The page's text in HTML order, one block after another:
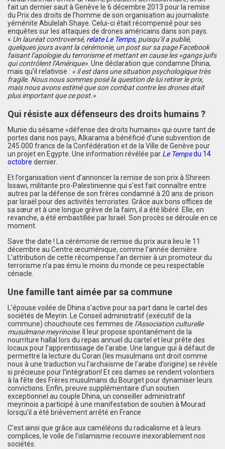
fait un dernier saut à Genève le 6 décembre 2013 pour la remise
du Prix des droits de l’homme de son organisation au journaliste
yéménite Abulelah Shaye. Celui-ci était récompensé pour ses
enquêtes sur les attaques de drones américains dans son pays.
« Un lauréat controversé, relate Le Temps, puisqu’il a publié,
quelques jours avant la cérémonie, un post sur sa page Facebook
faisant l’apologie du terrorisme et mettant en cause les «gangs juifs
qui contrôlent l’Amérique» . Une déclaration que condamne Dhina,
mais qu’il relativise : « il est dans une situation psychologique très
fragile. Nous nous sommes posé la question de lui retirer le prix,
mais nous avons estimé que son combat contre les drones était
plus important que ce post.»
Qui résiste aux défenseurs des droits humains ?
Munie du sésame «défense des droits humains» qui ouvre tant de
portes dans nos pays, Alkarama a bénéficié d’une subvention de
245.000 francs de la Confédération et de la Ville de Genève pour
un projet en Egypte. Une information révélée par Le Tempsdu 14
octobre dernier.
Et l’organisation vient d’annoncer la remise de son prix à Shireen
Issawi, militante pro-Palestinienne qui s’est fait connaître entre
autres par la défense de son frères condamné à 20 ans de prison
par Israël pour des activités terroristes. Grâce aux bons offices de
sa sœur et à une longue grève de la faim, il a été libéré. Elle, en
revanche, a été embastillée par Israël. Son procès se déroule en ce
moment.
Save the date ! La cérémonie de remise du prix aura lieu le 11
décembre au Centre œcuménique, comme l’année dernière.
L’attribution de cette récompense l’an dernier à un promoteur du
terrorisme n’a pas ému le moins du monde ce peu respectable
cénacle.
Une famille tant aimée par sa commune
L’épouse voilée de Dhina s’active pour sa part dans le cartel des
sociétés de Meyrin. Le Conseil administratif (exécutif de la
commune) chouchoute ces femmes de l’Association culturelle
musulmane meyrinoise. Il leur propose spontanément de la
nourriture hallal lors du repas annuel du cartel et leur prête des
locaux pour l’apprentissage de l’arabe. Une langue qui à défaut de
permettre la lecture du Coran (les musulmans ont droit comme
nous à une traduction vu l’archaïsme de l’arabe d’origine) se révèle
si précieuse pour l’intégration! Et ces dames se rendent volontiers
à la fête des Frères musulmans du Bourget pour dynamiser leurs
convictions. Enfin, preuve supplémentaire d’un soutien
exceptionnel au couple Dhina, un conseiller administratif
meyrinois a participé à une manifestation de soutien à Mourad
lorsqu’il a été brièvement arrêté en France
C’est ainsi que grâce aux caméléons du radicalisme et à leurs
complices, le voile de l’islamisme recouvre inexorablement nos
sociétés.